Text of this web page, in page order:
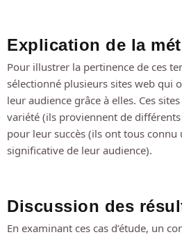
Explication de la
Pour illustrer la pertinence de ces
sélectionné plusieurs sites web qui
leur audience grâce à elles. Ces
variété (ils proviennent de différents
pour leur succès (ils ont tous
significative de leur audience).
Discussion des
En examinant ces cas d’étude, un